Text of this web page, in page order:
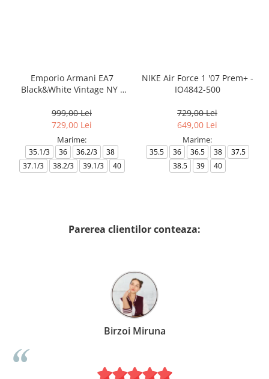
Emporio Armani EA7
Black&White Vintage NY -
999,00 Lei
729,00 Lei
Marime:
35.1/3 36 36.2/3
38
37.1/3
38.2/3 39.1/3 40
NIKE Air Force 1 '07 Prem+ -
IO4842-500
729,00 Lei
649,00 Lei
Marime:
35.5 36 36.5 38
37.5
38.5
39 40
Parerea clientilor conteaza:
Birzoi Miruna